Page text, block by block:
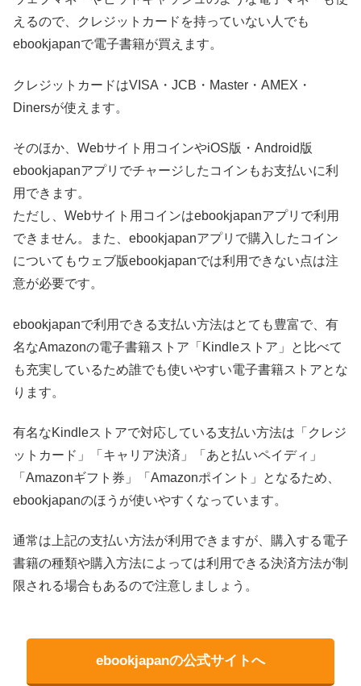
えるので、クレジットカードを持っていない人でも
ebookjapanで電子書籍が買えます。
クレジットカードはVISA・JCB・Master・AMEX・
Dinersが使えます。
そのほか、Webサイト用コインやiOS版・Android版
ebookjapanアプリでチャージしたコインもお支払いに利
用できます。
ただし、Webサイト用コインはebookjapanアプリで利用
できません。また、ebookjapanアプリで購入したコイン
についてもウェブ版ebookjapanでは利用できない点は注
意が必要です。
ebookjapanで利用できる支払い方法はとても豊富で、有
名なAmazonの電子書籍ストア「Kindleストア」と比べて
も充実しているため誰でも使いやすい電子書籍ストアとな
ります。
有名なKindleストアで対応している支払い方法は「クレジ
ットカード」「キャリア決済」「あと払いペイディ」
「Amazonギフト券」「Amazonポイント」となるため、
ebookjapanのほうが使いやすくなっています。
通常は上記の支払い方法が利用できますが、購入する電子
書籍の種類や購入方法によっては利用できる決済方法が制
限される場合もあるので注意しましょう。
ebookjapanの公式サイトへ